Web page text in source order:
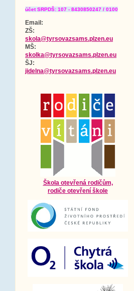
účet SRPDŠ: 107 - 8430850247 / 0100
Email:
ZŠ:
skola@tyrsovazsams.plzen.eu
MŠ:
skolka@tyrsovazsams.plzen.eu
ŠJ:
jidelna@tyrsovazsams.plzen.eu
Škola otevřená rodičům,
rodiče otevření škole